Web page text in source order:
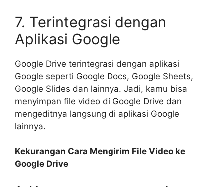
7. Terintegrasi dengan
Aplikasi Google
Google Drive terintegrasi dengan aplikasi
Google seperti Google Docs, Google Sheets,
Google Slides dan lainnya. Jadi, kamu bisa
menyimpan file video di Google Drive dan
mengeditnya langsung di aplikasi Google
lainnya.
Kekurangan Cara Mengirim File Video ke
Google Drive